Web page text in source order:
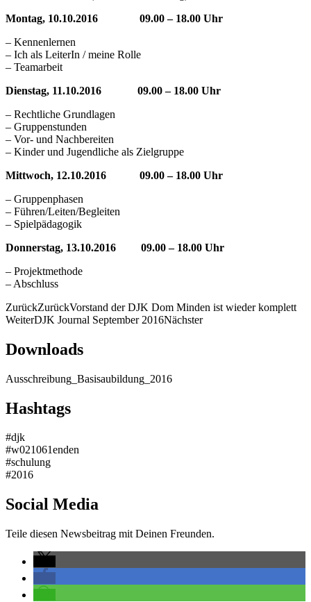
Montag, 10.10.2016 09.00 – 18.00 Uhr
– Kennenlernen
– Ich als LeiterIn / meine Rolle
– Teamarbeit
Dienstag, 11.10.2016 09.00 – 18.00 Uhr
– Rechtliche Grundlagen
– Gruppenstunden
– Vor- und Nachbereiten
– Kinder und Jugendliche als Zielgruppe
Mittwoch, 12.10.2016 09.00 – 18.00 Uhr
– Gruppenphasen
– Führen/Leiten/Begleiten
– Spielpädagogik
Donnerstag, 13.10.2016 09.00 – 18.00 Uhr
– Projektmethode
– Abschluss
ZurückZurückVorstand der DJK Dom Minden ist wieder komplett
WeiterDJK Journal September 2016Nächster
Downloads
Ausschreibung_Basisaubildung_2016
Hashtags
#djk
#w021061enden
#schulung
#2016
Social Media
Teile diesen Newsbeitrag mit Deinen Freunden.